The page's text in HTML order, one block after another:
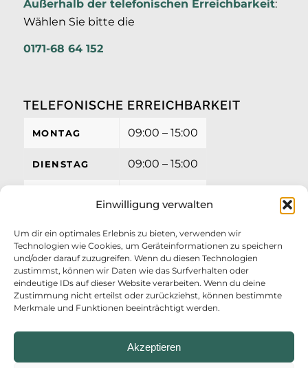
Einwilligung verwalten
Um dir ein optimales Erlebnis zu bieten, verwenden wir
Technologien wie Cookies, um Geräteinformationen zu speichern
und/oder darauf zuzugreifen. Wenn du diesen Technologien
zustimmst, können wir Daten wie das Surfverhalten oder
eindeutige IDs auf dieser Website verarbeiten. Wenn du deine
Zustimmung nicht erteilst oder zurückziehst, können bestimmte
Merkmale und Funktionen beeinträchtigt werden.
Akzeptieren
Außerhalb der telefonischen Erreichbarkeit:
Wählen Sie bitte die
0171-68 64 152
TELEFONISCHE ERREICHBARKEIT
MONTAG 09:00 – 15:00
DIENSTAG 09:00 – 15:00
FREITAG 09:00 – 12:00